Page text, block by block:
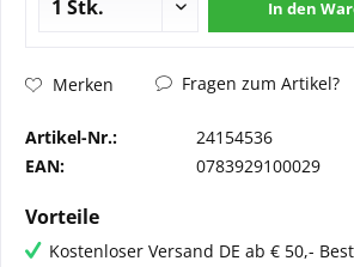
In den
Merken Fragen zum Artikel?
Artikel-Nr.:
24154536
EAN:
0783929100029
Vorteile
Kostenloser Versand DE ab € 50,-